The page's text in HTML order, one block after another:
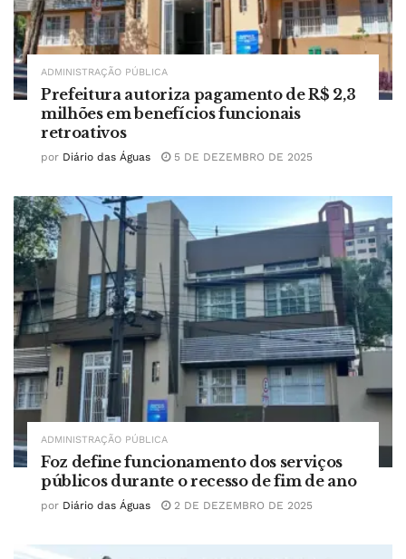
ADMINISTRAÇÃO PÚBLICA
Prefeitura autoriza pagamento de R$ 2,3
milhões em benefícios funcionais
retroativos
por Diário das Águas 5 DE DEZEMBRO DE 2025
ADMINISTRAÇÃO PÚBLICA
Foz define funcionamento dos serviços
públicos durante o recesso de fim de ano
por Diário das Águas 2 DE DEZEMBRO DE 2025